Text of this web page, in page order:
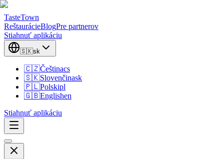
TasteTown
ReštaurácieBlogPre partnerov
Stiahnuť aplikáciu
🇸🇰sk
🇨🇿Češtinacs
🇸🇰Slovenčinask
🇵🇱Polskipl
🇬🇧Englishen
Stiahnuť aplikáciu